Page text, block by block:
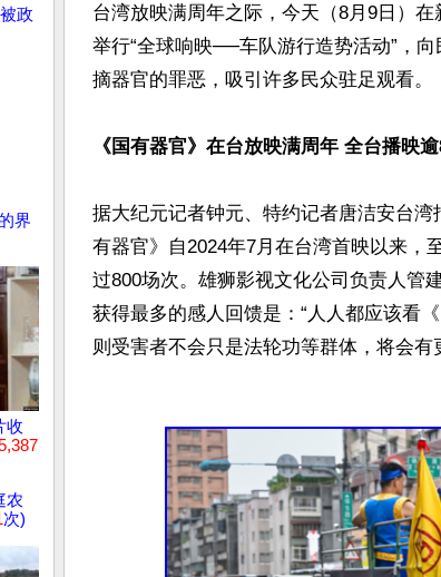
政
界
收
农
次)
台湾放映满周年之际，今天（8月9日）
举行“全球响映──车队游行造势活动”，
摘器官的罪恶，吸引许多民众驻足观看。
《国有器官》在台放映满周年 全台播映
据大纪元记者钟元、特约记者唐洁安台湾
有器官》自2024年7月在台湾首映以来，
过800场次。雄狮影视文化公司负责人管
获得最多的感人回馈是：“人人都应该看